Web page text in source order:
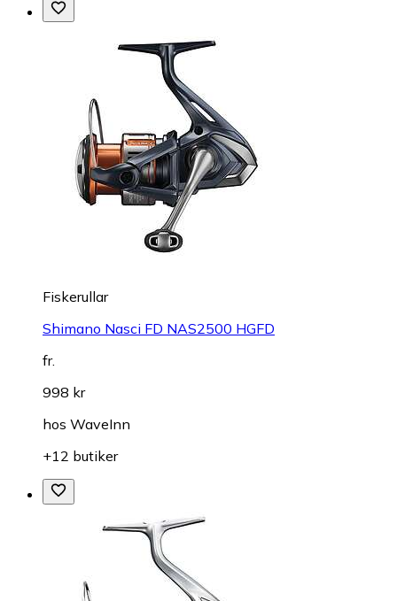
Fiskerullar
Shimano Nasci FD NAS2500 HGFD
fr.
998 kr
hos WaveInn
+12 butiker